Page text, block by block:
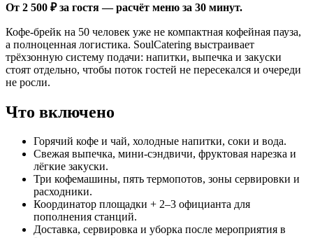
От 2 500 ₽ за гостя — расчёт меню за 30 минут.
Кофе-брейк на 50 человек уже не компактная кофейная пауза,
а полноценная логистика. SoulCatering выстраивает
трёхзонную систему подачи: напитки, выпечка и закуски
стоят отдельно, чтобы поток гостей не пересекался и очереди
не росли.
Что включено
Горячий кофе и чай, холодные напитки, соки и вода.
Свежая выпечка, мини-сэндвичи, фруктовая нарезка и
лёгкие закуски.
Три кофемашины, пять термопотов, зоны сервировки и
расходники.
Координатор площадки + 2–3 официанта для
пополнения станций.
Доставка, сервировка и уборка после мероприятия в